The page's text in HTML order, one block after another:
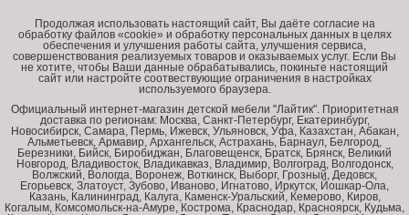
Продолжая использовать настоящий сайт, Вы даёте согласие на
обработку файлов «cookie» и обработку персональных данных в целях
обеспечения и улучшения работы сайта, улучшения сервиса,
совершенствования реализуемых товаров и оказываемых услуг. Если Вы
не хотите, чтобы Ваши данные обрабатывались, покиньте настоящий
сайт или настройте соотвествующие ограничения в настройках
используемого браузера.
Официальный интернет-магазин детской мебели "Лайтик". Приоритетная
доставка по регионам: Москва, Санкт-Петербург, Екатеринбург,
Новосибирск, Самара, Пермь, Ижевск, Ульяновск, Уфа, Казахстан, Абакан,
Альметьевск, Армавир, Архангельск, Астрахань, Барнаул, Белгород,
Березники, Бийск, Биробиджан, Благовещенск, Братск, Брянск, Великий
Новгород, Владивосток, Владикавказ, Владимир, Волгоград, Волгодонск,
Волжский, Вологда, Воронеж, Воткинск, Выборг, Грозный, Дедовск,
Егорьевск, Златоуст, Зубово, Иваново, Игнатово, Иркутск, Йошкар-Ола,
Казань, Калининград, Калуга, Каменск-Уральский, Кемерово, Киров,
Когалым, Комсомольск-на-Амуре, Кострома, Краснодар, Красноярск, Кудьма,